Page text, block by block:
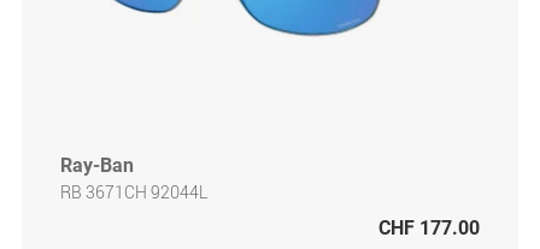
Ray-Ban
RB 3671CH 92044L
CHF 177.00